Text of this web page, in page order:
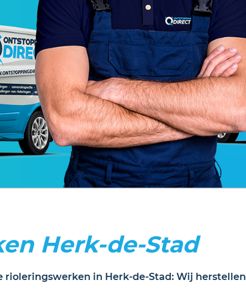
Herk-de-Stad
rioleringswerken in Herk-de-Stad: Wij